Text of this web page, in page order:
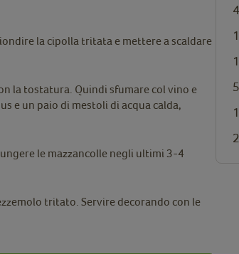
la cipolla tritata e mettere a scaldare
la tostatura. Quindi sfumare col vino e
e un paio di mestoli di acqua calda,
le mazzancolle negli ultimi 3-4
tritato. Servire decorando con le